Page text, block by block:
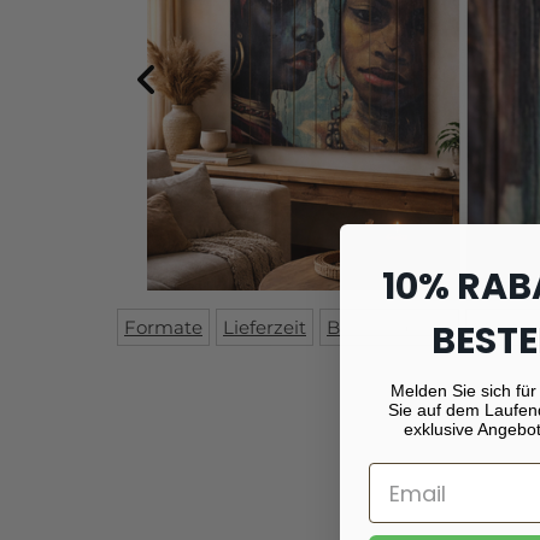
Formate Lieferzeit Beschreibung
10%
Melden Sie sich
Sie auf dem
exklusive